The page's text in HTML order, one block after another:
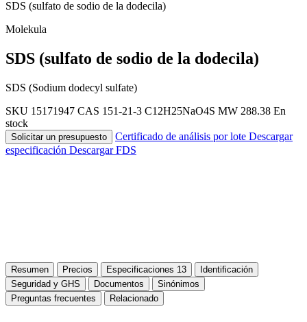
SDS (sulfato de sodio de la dodecila)
Molekula
SDS (sulfato de sodio de la dodecila)
SDS (Sodium dodecyl sulfate)
SKU 15171947 CAS 151-21-3 C12H25NaO4S MW 288.38 En
stock
Solicitar un presupuesto Certificado de análisis por lote Descargar
especificación Descargar FDS
Resumen Precios Especificaciones 13
Identificación
Seguridad y GHS
Documentos
Sinónimos
Preguntas frecuentes
Relacionado